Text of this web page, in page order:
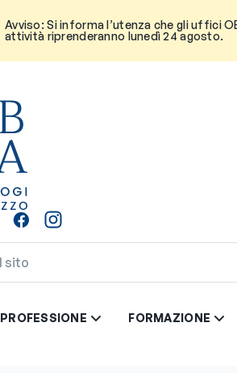
Avviso: Si informa l’utenza che gli uffici
attività riprenderanno lunedì 24 agosto.
PROFESSIONE FORMAZIONE